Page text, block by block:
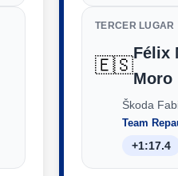
TERCER LUGAR
🇪🇸
Félix
Moro
Škoda
Team
+1:17.4